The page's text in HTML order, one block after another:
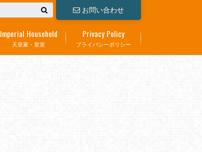
お問い合わせ
天皇家・皇室
Imperial Household
プライバシーポリシー
Privacy Policy